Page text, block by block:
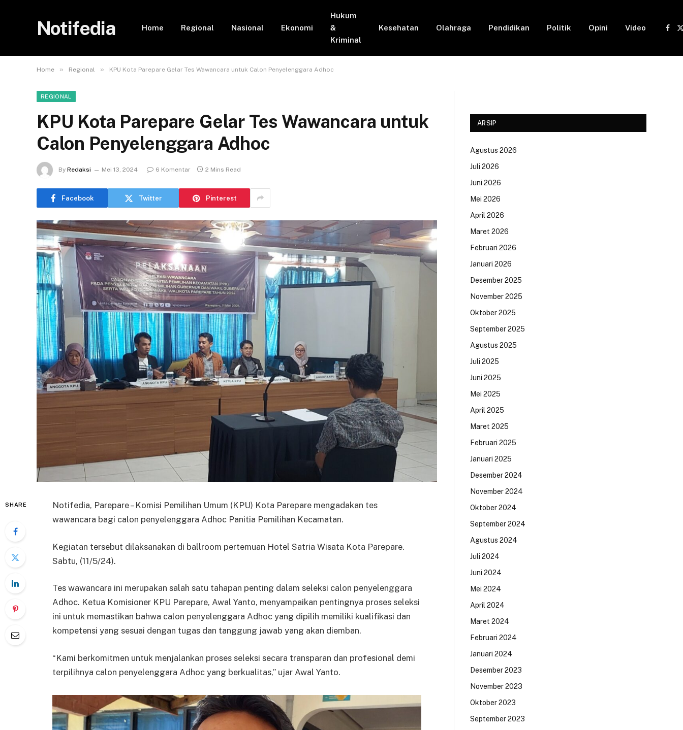
Notifedia Home Regional Nasional Ekonomi
Hukum
&
Kriminal
Kesehatan Olahraga Pendidikan Politik Opini Video
Home » Regional » KPU Kota Parepare Gelar Tes Wawancara untuk Calon Penyelenggara Adhoc
REGIONAL
KPU Kota Parepare Gelar Tes Wawancara untuk
Calon Penyelenggara Adhoc
By Redaksi Mei 13, 2024 6 Komentar 2 Mins Read
Facebook Twitter Pinterest
SHARE
Notifedia, Parepare – Komisi Pemilihan Umum (KPU) Kota Parepare mengadakan tes
wawancara bagi calon penyelenggara Adhoc Panitia Pemilihan Kecamatan.
Kegiatan tersebut dilaksanakan di ballroom pertemuan Hotel Satria Wisata Kota Parepare.
Sabtu, (11/5/24).
Tes wawancara ini merupakan salah satu tahapan penting dalam seleksi calon penyelenggara
Adhoc. Ketua Komisioner KPU Parepare, Awal Yanto, menyampaikan pentingnya proses seleksi
ini untuk memastikan bahwa calon penyelenggara Adhoc yang dipilih memiliki kualifikasi dan
kompetensi yang sesuai dengan tugas dan tanggung jawab yang akan diemban.
“Kami berkomitmen untuk menjalankan proses seleksi secara transparan dan profesional demi
terpilihnya calon penyelenggara Adhoc yang berkualitas,” ujar Awal Yanto.
ARSIP
Agustus 2026
Juli 2026
Juni 2026
Mei 2026
April 2026
Maret 2026
Februari 2026
Januari 2026
Desember 2025
November 2025
Oktober 2025
September 2025
Agustus 2025
Juli 2025
Juni 2025
Mei 2025
April 2025
Maret 2025
Februari 2025
Januari 2025
Desember 2024
November 2024
Oktober 2024
September 2024
Agustus 2024
Juli 2024
Juni 2024
Mei 2024
April 2024
Maret 2024
Februari 2024
Januari 2024
Desember 2023
November 2023
Oktober 2023
September 2023